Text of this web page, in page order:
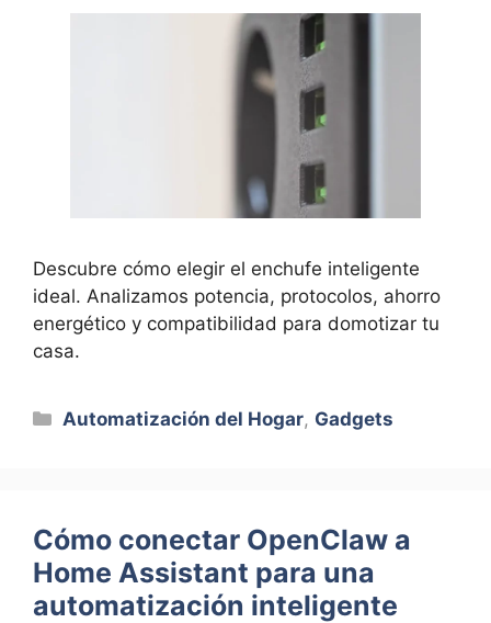
Descubre cómo elegir el enchufe inteligente
ideal. Analizamos potencia, protocolos, ahorro
energético y compatibilidad para domotizar tu
casa.
Categorías
Automatización del Hogar, Gadgets
Cómo conectar OpenClaw a
Home Assistant para una
automatización inteligente